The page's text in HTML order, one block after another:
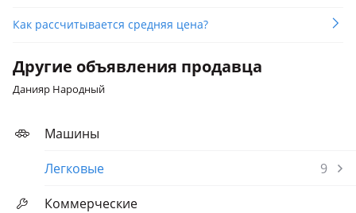
Как рассчитывается средняя цена?
Другие объявления продавца
Данияр Народный
Машины
Легковые
9
Коммерческие